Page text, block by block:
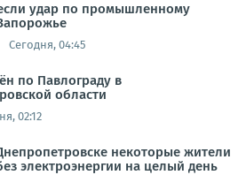
удар по промышленному
Сегодня, 04:45
по Павлограду в
области
02:12
некоторые жители
электроэнергии на целый день